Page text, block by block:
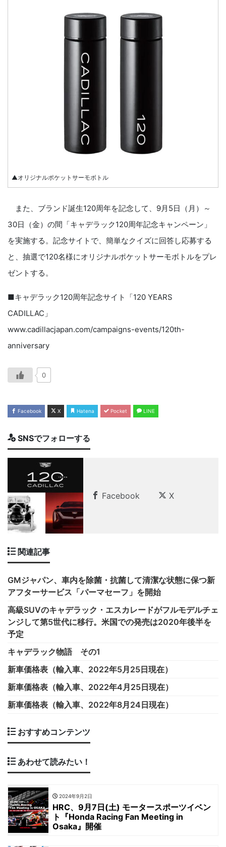
▲オリジナルポケットサーモボトル
また、ブランド誕生120周年を記念して、9月5日（月）～
30日（金）の間「キャデラック120周年記念キャンペーン」
を実施する。記念サイトで、簡単なクイズに回答し応募する
と、抽選で120名様にオリジナルポケットサーモボトルをプレ
ゼントする。
■キャデラック120周年記念サイト「120 YEARS
CADILLAC」
www.cadillacjapan.com/campaigns-events/120th-
anniversary
0
Facebook X Hatena Pocket LINE
SNSでフォローする
Facebook X
関連記事
GMジャパン、車内を除菌・抗菌して清潔な状態に保つ新
アフターサービス「パーマセーフ」を開始
高級SUVのキャデラック・エスカレードがフルモデルチェ
ンジして第5世代に移行。米国での発売は2020年後半を
予定
キャデラック物語 その1
新車価格表（輸入車、2022年5月25日現在）
新車価格表（輸入車、2022年4月25日現在）
新車価格表（輸入車、2022年8月24日現在）
おすすめコンテンツ
あわせて読みたい！
2024年9月2日
HRC、9月7日(土) モータースポーツイベン
ト『Honda Racing Fan Meeting in
Osaka』開催